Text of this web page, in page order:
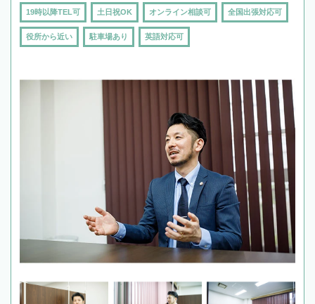
19時以降TEL可 土日祝OK オンライン相談可 全国出張対応可
役所から近い 駐車場あり 英語対応可